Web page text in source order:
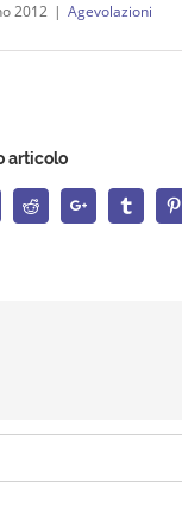
2012 | Agevolazioni
articolo
Reddit Google+ Tumblr